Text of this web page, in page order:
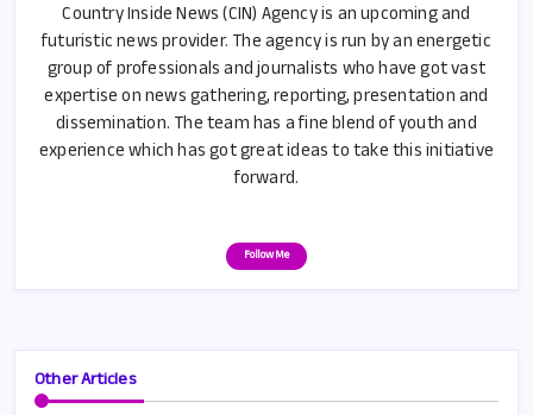
Country Inside News (CIN) Agency is an upcoming and
futuristic news provider. The agency is run by an energetic
group of professionals and journalists who have got vast
expertise on news gathering, reporting, presentation and
dissemination. The team has a fine blend of youth and
experience which has got great ideas to take this initiative
forward.
Follow Me
Other Articles